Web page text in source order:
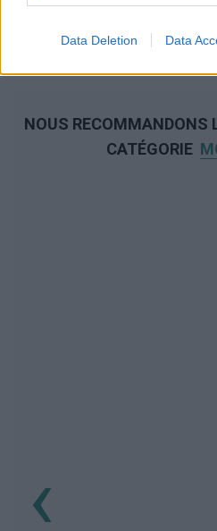
Data Deletion Data
NOUS RECOMMANDONS
CATÉGORIE
‹